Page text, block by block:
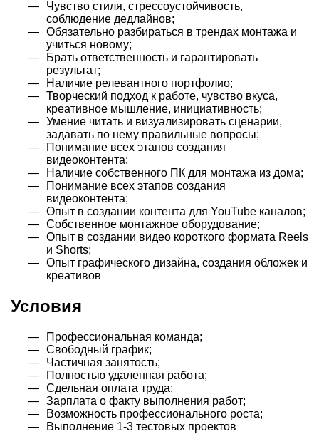
Чувство стиля, стрессоустойчивость,
соблюдение дедлайнов;
Обязательно разбираться в трендах монтажа и
учиться новому;
Брать ответственность и гарантировать
результат;
Наличие релевантного портфолио;
Творческий подход к работе, чувство вкуса,
креативное мышление, инициативность;
Умение читать и визуализировать сценарии,
задавать по нему правильные вопросы;
Понимание всех этапов создания
видеоконтента;
Наличие собственного ПК для монтажа из дома;
Понимание всех этапов создания
видеоконтента;
Опыт в создании контента для YouTube каналов;
Собственное монтажное оборудование;
Опыт в создании видео короткого формата Reels
и Shorts;
Опыт графического дизайна, создания обложек и
креативов
Условия
Профессиональная команда;
Свободный график;
Частичная занятость;
Полностью удаленная работа;
Сдельная оплата труда;
Зарплата о факту выполнения работ;
Возможность профессионального роста;
Выполнение 1-3 тестовых проектов